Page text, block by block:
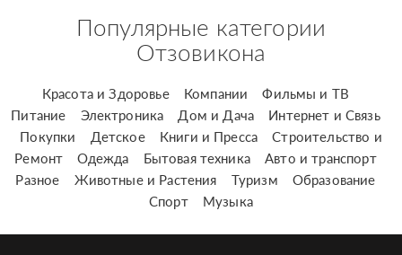
Популярные категории
Отзовикона
Красота и Здоровье Компании
Фильмы и ТВ
Питание
Электроника Дом и Дача
Интернет и Связь
Покупки
Детское Книги и Пресса
Строительство и
Ремонт
Одежда Бытовая техника
Авто и транспорт
Разное
Животные и Растения Туризм
Образование
Спорт
Музыка